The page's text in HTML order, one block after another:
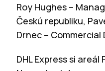
Roy Hughes –
Českú republiku,
Drnec –
DHL Express si